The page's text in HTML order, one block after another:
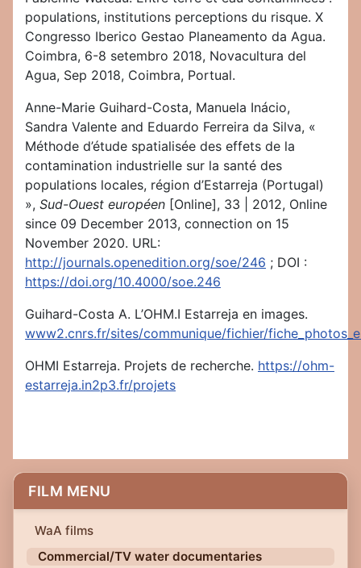
FILM MENU
WaA films
Commercial/TV water documentaries
populations, institutions perceptions du risque. X
Congresso Iberico Gestao Planeamento da Agua.
Coimbra, 6-8 setembro 2018, Novacultura del
Agua, Sep 2018, Coimbra, Portual.
Anne-Marie Guihard-Costa, Manuela Inácio,
Sandra Valente and Eduardo Ferreira da Silva, «
Méthode d’étude spatialisée des effets de la
contamination industrielle sur la santé des
populations locales, région d’Estarreja (Portugal)
», Sud-Ouest européen [Online], 33 | 2012, Online
since 09 December 2013, connection on 15
November 2020. URL:
http://journals.openedition.org/soe/246 ; DOI :
https://doi.org/10.4000/soe.246
Guihard-Costa A. L’OHM.I Estarreja en images.
www2.cnrs.fr/sites/communique/fichier/
OHMI Estarreja. Projets de recherche. https://ohm-
estarreja.in2p3.fr/projets